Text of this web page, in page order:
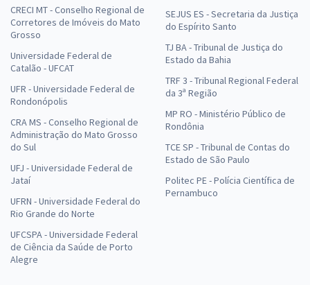
CRECI MT - Conselho Regional de
Corretores de Imóveis do Mato
Grosso
Universidade Federal de
Catalão - UFCAT
UFR - Universidade Federal de
Rondonópolis
CRA MS - Conselho Regional de
Administração do Mato Grosso
do Sul
UFJ - Universidade Federal de
Jataí
UFRN - Universidade Federal do
Rio Grande do Norte
UFCSPA - Universidade Federal
de Ciência da Saúde de Porto
Alegre
SEJUS ES - Secretaria da Justiça
do Espírito Santo
TJ BA - Tribunal de Justiça do
Estado da Bahia
TRF 3 - Tribunal Regional Federal
da 3ª Região
MP RO - Ministério Público de
Rondônia
TCE SP - Tribunal de Contas do
Estado de São Paulo
Politec PE - Polícia Científica de
Pernambuco